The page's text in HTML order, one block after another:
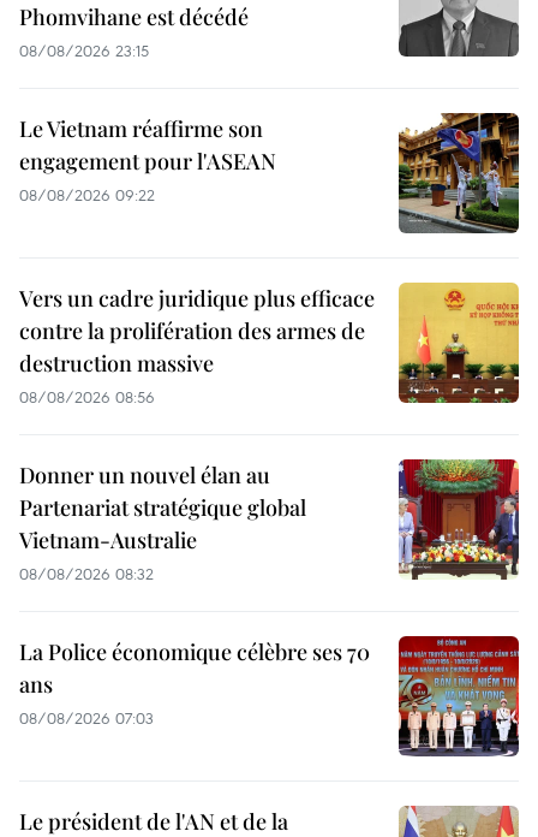
Phomvihane est décédé
08/08/2026 23:15
Le Vietnam réaffirme son
engagement pour l'ASEAN
08/08/2026 09:22
Vers un cadre juridique plus efficace
contre la prolifération des armes de
destruction massive
08/08/2026 08:56
Donner un nouvel élan au
Partenariat stratégique global
Vietnam-Australie
08/08/2026 08:32
La Police économique célèbre ses 70
ans
08/08/2026 07:03
Le président de l'AN et de la